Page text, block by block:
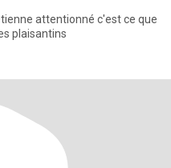
pas l'infidélité ni les plaisantins